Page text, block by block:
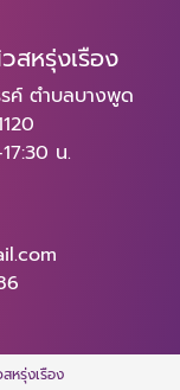
สหรุ่งเรือง
ค์ ตำบลบางพูด
น.
หรุ่งเรือง